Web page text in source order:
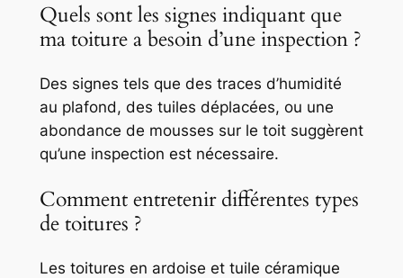
Quels sont les signes indiquant que
ma toiture a besoin d’une inspection ?
Des signes tels que des traces d’humidité
au plafond, des tuiles déplacées, ou une
abondance de mousses sur le toit suggèrent
qu’une inspection est nécessaire.
Comment entretenir différentes types
de toitures ?
Les toitures en ardoise et tuile céramique